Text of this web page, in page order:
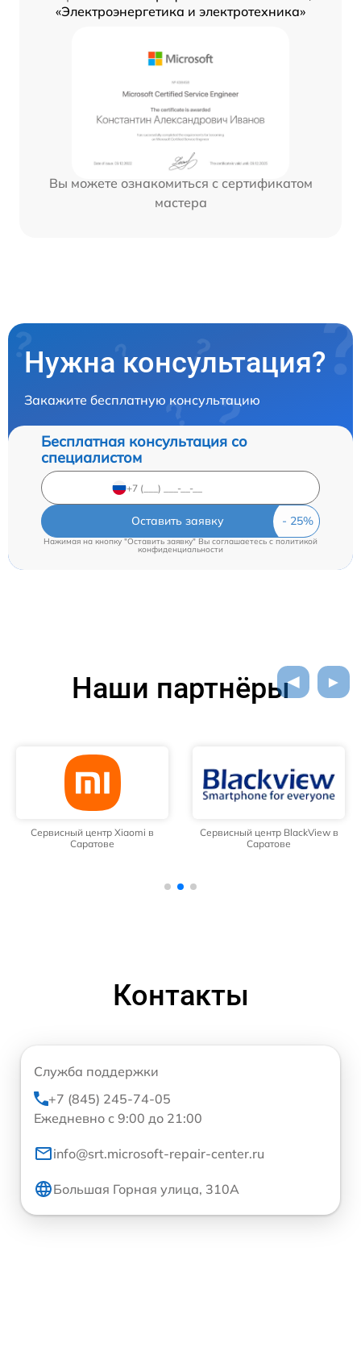
«Электроэнергетика и электротехника»
Вы можете ознакомиться с сертификатом
мастера
Нужна консультация?
Закажите бесплатную консультацию
Бесплатная консультация со
специалистом
Оставить заявку
Нажимая на кнопку "Оставить заявку" Вы соглашаетесь c политикой
конфиденциальности
Наши партнёры
Сервисный центр Xiaomi в
Саратове
Сервисный центр BlackView в
Саратове
Контакты
Служба поддержки
+7 (845) 245-74-05
Ежедневно с 9:00 до 21:00
info@srt.microsoft-repair-center.ru
Большая Горная улица, 310А